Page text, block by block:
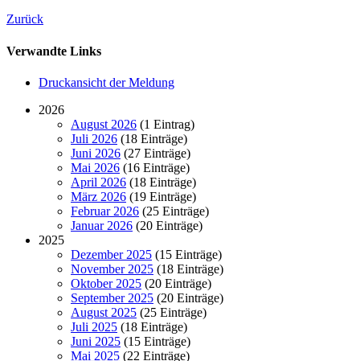
Zurück
Verwandte Links
Druckansicht der Meldung
2026
August 2026 (1 Eintrag)
Juli 2026 (18 Einträge)
Juni 2026 (27 Einträge)
Mai 2026 (16 Einträge)
April 2026 (18 Einträge)
März 2026 (19 Einträge)
Februar 2026 (25 Einträge)
Januar 2026 (20 Einträge)
2025
Dezember 2025 (15 Einträge)
November 2025 (18 Einträge)
Oktober 2025 (20 Einträge)
September 2025 (20 Einträge)
August 2025 (25 Einträge)
Juli 2025 (18 Einträge)
Juni 2025 (15 Einträge)
Mai 2025 (22 Einträge)